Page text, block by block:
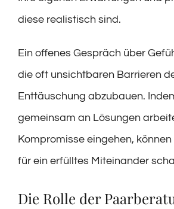
diese realistisch sind.
Ein offenes Gespräch über
die oft unsichtbaren Barrieren
Enttäuschung abzubauen.
gemeinsam an Lösungen
Kompromisse eingehen, können
für ein erfülltes Miteinander
Die Rolle der